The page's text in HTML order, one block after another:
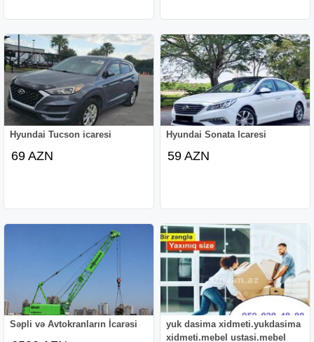
Hyundai Tucson icaresi
69 AZN
Hyundai Sonata Icaresi
59 AZN
Səpli və Avtokranların İcarəsi
yuk dasima xidmeti.yukdasima
xidmeti.mebel ustasi.mebel